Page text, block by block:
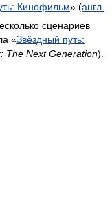
Кинофильм» (англ.
сценариев
«Звёздный путь:
The Next Generation).